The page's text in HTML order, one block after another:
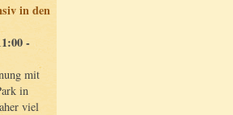
in den
-
mit
in
viel